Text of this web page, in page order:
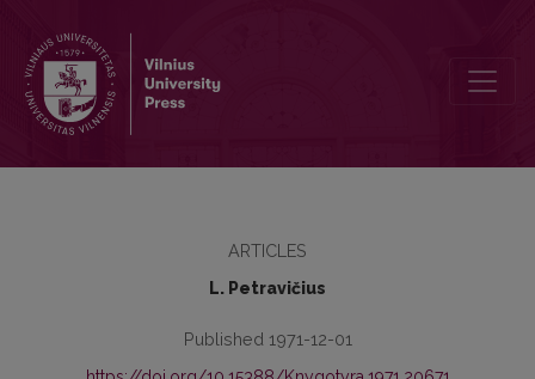
ARTICLES
L. Petravičius
Published 1971-12-01